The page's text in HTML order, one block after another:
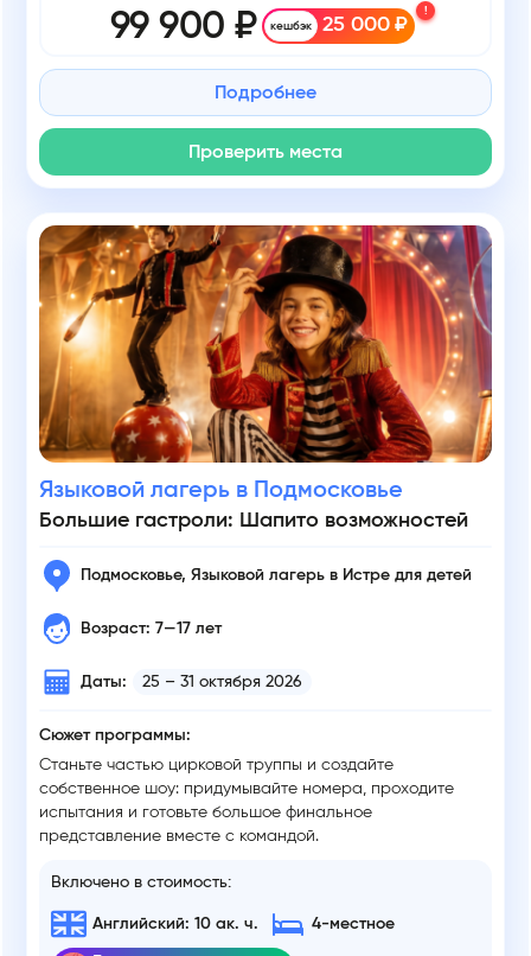
99 900 ₽ кешбэк 25 000 ₽
!
Подробнее
Проверить места
Языковой лагерь в Подмосковье
Большие гастроли: Шапито возможностей
Подмосковье, Языковой лагерь в Истре для детей
Возраст: 7—17 лет
Даты: 25 – 31 октября 2026
Сюжет программы:
Станьте частью цирковой труппы и создайте
собственное шоу: придумывайте номера, проходите
испытания и готовьте большое финальное
представление вместе с командой.
Включено в стоимость:
Английский: 10 ак. ч. 4-местное